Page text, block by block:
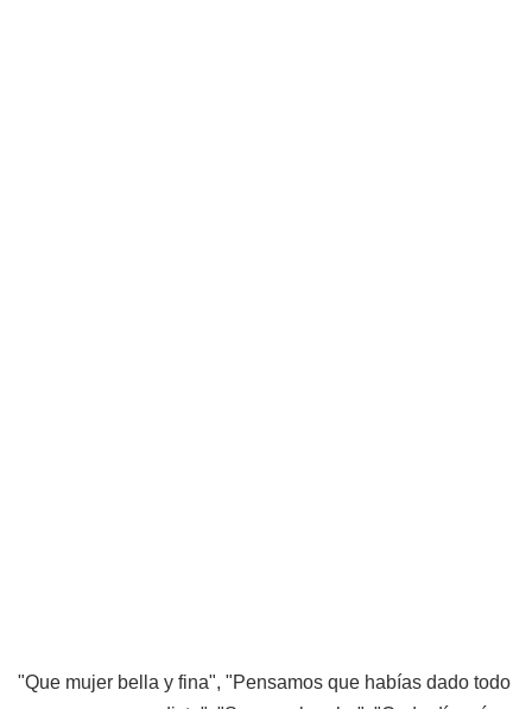
"Que mujer bella y fina", "Pensamos que habías dado todo